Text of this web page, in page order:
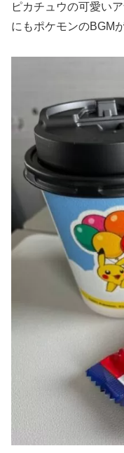
ピカチュウの可愛い
にもポケモンのBGM